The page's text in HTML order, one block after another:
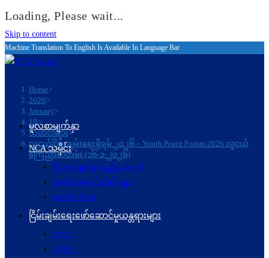
Loading, Please wait...
Skip to content
Machine Translation To English Is Available In Language Bar
Home>
2026>
January>
19>
သတင်းများ>
လူငယ်ငြိမ်းချမ်းရေးဖိုရမ် ၂၀၂၆ – Youth Peace Forum 2026 လူငယ်
ကြေညာစာတမ်း (၁၆-၁-၂၀၂၆)
မူလစာမျက်နှာ
NCA သမိုင်း
ဦးတည်ချက်နှင့်ရည်ရွယ်ချက်
အထိမ်းအမှတ်တံဆိပ်များ
ဆောင်ပုဒ်များ
ငြိမ်းချမ်းရေးဖော်‌ဆောင်မှုယန္တရားများ
UPCC
UPWC